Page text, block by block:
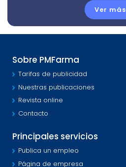
Ver más
Sobre PMFarma
Tarifas de publicidad
Nuestras publicaciones
Revista online
Contacto
Principales servicios
Publica un empleo
Página de empresa